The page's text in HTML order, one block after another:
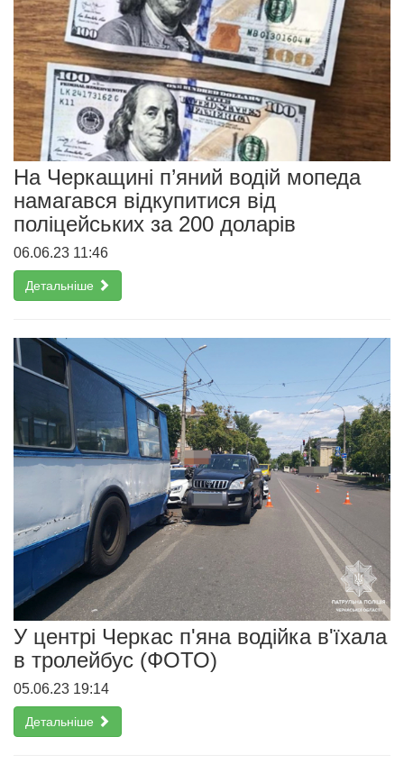
На Черкащині п’яний водій мопеда
намагався відкупитися від
поліцейських за 200 доларів
06.06.23 11:46
Детальніше
У центрі Черкас п'яна водійка в'їхала
в тролейбус (ФОТО)
05.06.23 19:14
Детальніше